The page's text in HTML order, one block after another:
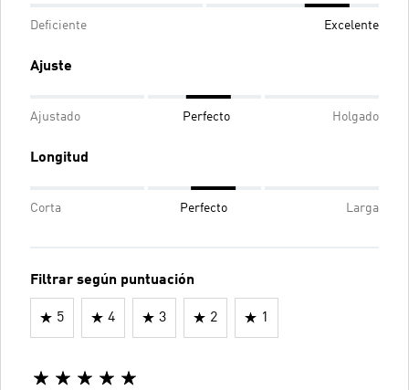
Deficiente Excelente
Ajuste
Ajustado Perfecto Holgado
Longitud
Corta Perfecto Larga
Filtrar según puntuación
5 4 3 2 1